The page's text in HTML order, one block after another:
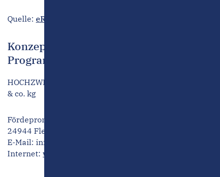
Quelle: eRecht24
Konzeption, Text, Gestaltung &
Programmierung
HOCHZWEI – büro für visuelle kommunikation gmbh
& co. kg
Fördepromenade 16-18 - Sonwik
24944 Flensburg
E-Mail: info@hoch2.de
Internet: www.hochzwei.de